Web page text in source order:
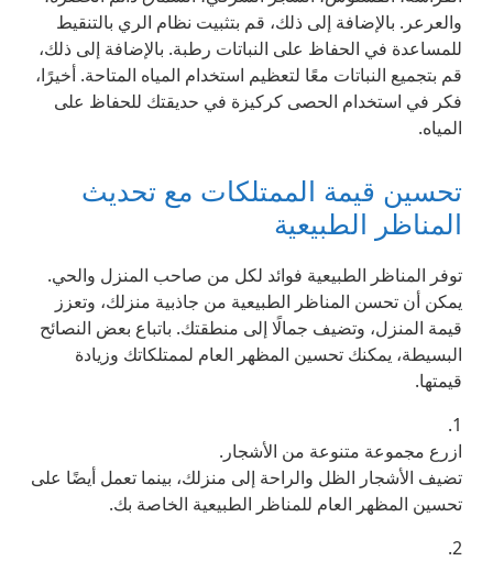
والعرعر. بالإضافة إلى ذلك، قم بتثبيت نظام الري بالتنقيط
للمساعدة في الحفاظ على النباتات رطبة. بالإضافة إلى ذلك،
قم بتجميع النباتات معًا لتعظيم استخدام المياه المتاحة. أخيرًا،
فكر في استخدام الحصى كركيزة في حديقتك للحفاظ على
المياه.
تحسين قيمة الممتلكات مع تحديث
المناظر الطبيعية
توفر المناظر الطبيعية فوائد لكل من صاحب المنزل والحي.
يمكن أن تحسن المناظر الطبيعية من جاذبية منزلك، وتعزز
قيمة المنزل، وتضيف جمالًا إلى منطقتك. باتباع بعض النصائح
البسيطة، يمكنك تحسين المظهر العام لممتلكاتك وزيادة
قيمتها.
1.
ازرع مجموعة متنوعة من الأشجار.
تضيف الأشجار الظل والراحة إلى منزلك، بينما تعمل أيضًا على
تحسين المظهر العام للمناظر الطبيعية الخاصة بك.
2.